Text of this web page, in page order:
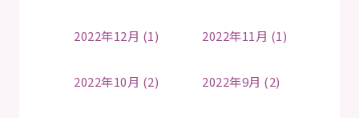
2022年12月 (1) 2022年11月 (1)
2022年10月 (2) 2022年9月 (2)